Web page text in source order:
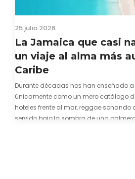
25 julio 2026
La Jamaica que casi
un viaje al alma más
Caribe
Durante décadas nos han enseñado
únicamente como un mero catálogo
hoteles frente al mar, reggae sonando
servido bajo la sombra de una